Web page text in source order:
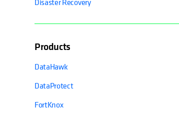
Products
DataHawk
DataProtect
FortKnox